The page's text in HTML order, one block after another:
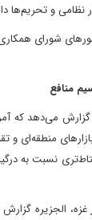
نظامی و تحریم‌ها
منافع
می‌دهد که
منطقه‌ای و
نسبت به
الجزیره